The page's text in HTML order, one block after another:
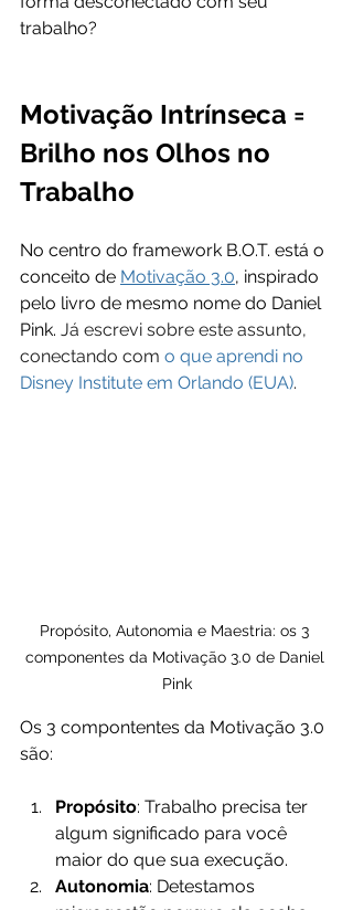
trabalho?
Motivação Intrínseca =
Brilho nos Olhos no
Trabalho
No centro do framework B.O.T. está o
conceito de Motivação 3.0, inspirado
pelo livro de mesmo nome do Daniel
Pink. Já escrevi sobre este assunto,
conectando com o que aprendi no
Disney Institute em Orlando (EUA).
Propósito, Autonomia e Maestria: os 3
componentes da Motivação 3.0 de Daniel
Pink
Os 3 compontentes da Motivação 3.0
são:
Propósito: Trabalho precisa ter
algum significado para você
maior do que sua execução.
Autonomia: Detestamos